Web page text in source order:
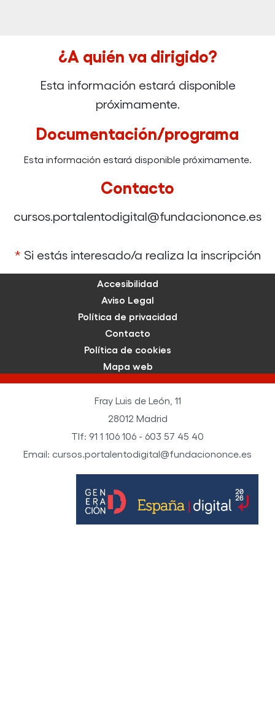
¿A quién va dirigido?
Esta información estará disponible
próximamente.
Documentación/programa
Esta información estará disponible próximamente.
Contacto
cursos.portalentodigital@fundaciononce.es
* Si estás interesado/a realiza la inscripción
Accesibilidad
Aviso Legal
Política de privacidad
Contacto
Política de cookies
Mapa web
Fray Luis de León, 11
28012 Madrid
Tlf: 91 1 106 106 - 603 57 45 40
Email: cursos.portalentodigital@fundaciononce.es